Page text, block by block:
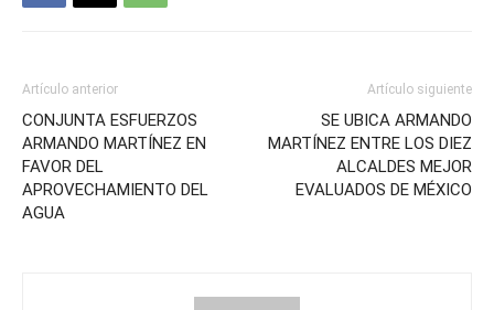
Artículo anterior
CONJUNTA ESFUERZOS
ARMANDO MARTÍNEZ EN
FAVOR DEL
APROVECHAMIENTO DEL
AGUA
Artículo siguiente
SE UBICA ARMANDO
MARTÍNEZ ENTRE LOS DIEZ
ALCALDES MEJOR
EVALUADOS DE MÉXICO